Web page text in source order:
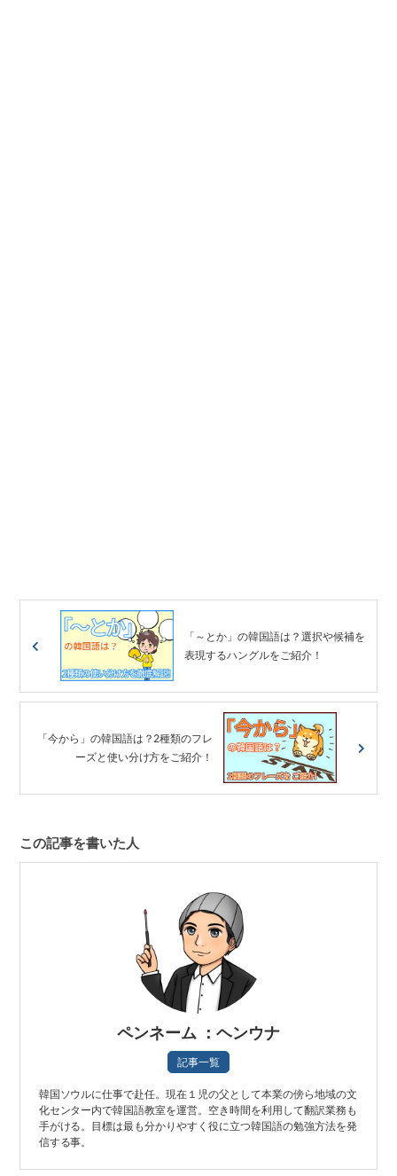
「～とか」の韓国語は？選択や候補を
表現するハングルをご紹介！
「今から」の韓国語は？2種類のフレ
ーズと使い分け方をご紹介！
この記事を書いた人
ペンネーム ：ヘンウナ
記事一覧
韓国ソウルに仕事で赴任。現在１児の父として本業の傍ら地域の文
化センター内で韓国語教室を運営。空き時間を利用して翻訳業務も
手がける。目標は最も分かりやすく役に立つ韓国語の勉強方法を発
信する事。